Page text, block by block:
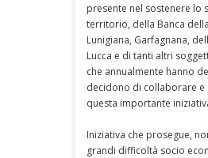
presente nel sostenere lo
territorio, della Banca
Lunigiana, Garfagnana,
Lucca e di tanti altri
che annualmente hanno
decidono di collaborare e
questa importante
Iniziativa che prosegue,
grandi difficoltà socio